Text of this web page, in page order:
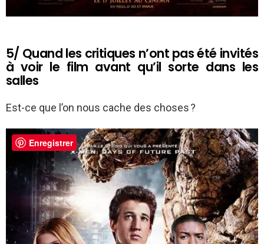
5/ Quand les critiques n’ont pas été invités
à voir le film avant qu’il sorte dans les
salles
Est-ce que l’on nous cache des choses ?
Enregistrer